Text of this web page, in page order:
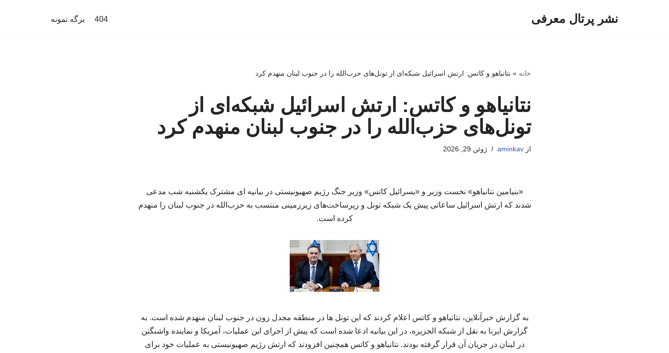
نشر پرتال معرفی 404 برگه نمونه
خانه » نتانیاهو و کاتس: ارتش اسرائیل شبکه‌ای از تونل‌های حزب‌الله را در جنوب لبنان منهدم کرد
نتانیاهو و کاتس: ارتش اسرائیل شبکه‌ای از
تونل‌های حزب‌الله را در جنوب لبنان منهدم کرد
ازaminkav ژوئن 29, 2026
«بنیامین نتانیاهو» نخست وزیر و «یسرائیل کاتس» وزیر جنگ رژیم صهیونیستی در بیانیه ای مشترک یکشنبه شب مدعی
شدند که ارتش اسرائیل ساعاتی پیش یک شبکه تونل و زیرساخت‌های زیرزمینی منتسب به حزب‌الله در جنوب لبنان را منهدم
کرده است.
به گزارش خبرآنلاین، نتانیاهو و کاتس اعلام کردند که این تونل ها در منطقه مجدل زون در جنوب لبنان منهدم شده است. به
گزارش ایرنا به نقل از شبکه الجزیره، در این بیانیه ادعا شده است که پیش از اجرای این عملیات، آمریکا و نماینده واشنگتن
در لبنان در جریان آن قرار گرفته بودند. نتانیاهو و کاتس همچنین افزودند که ارتش رژیم صهیونیستی به عملیات خود برای